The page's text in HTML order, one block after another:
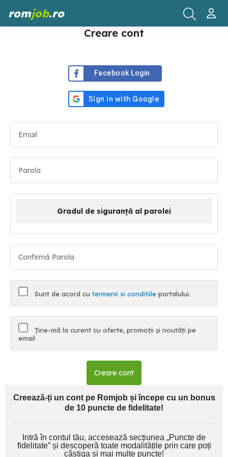
romjob.ro
Creare cont
Facebook Login
Gradul de siguranță al parolei
Sunt de acord cu termenii si conditiile portalului.
Ține-mă la curent cu oferte, promoții și noutăți pe
email
Creare cont
Creează-ți un cont pe Romjob și începe cu un bonus
de 10 puncte de fidelitate!
Intră în contul tău, accesează secțiunea „Puncte de
fidelitate” și descoperă toate modalitățile prin care poți
câștiga și mai multe puncte!